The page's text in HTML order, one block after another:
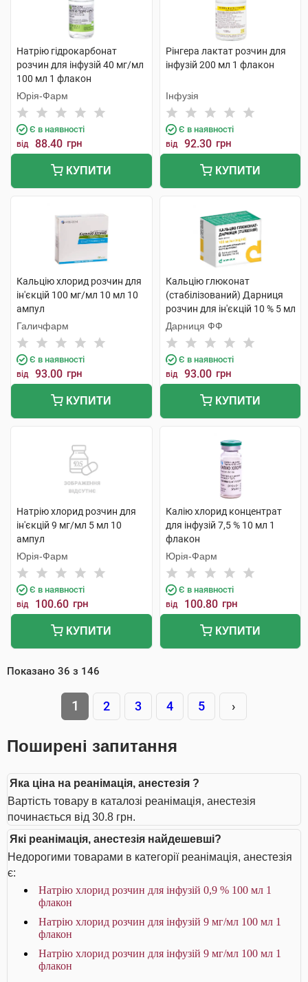
Натрію гідрокарбонат
розчин для інфузій 40 мг/мл
100 мл 1 флакон
Юрія-Фарм
Є в наявності
від 88.40 грн
КУПИТИ
Рінгера лактат розчин для
інфузій 200 мл 1 флакон
Інфузія
Є в наявності
від 92.30 грн
КУПИТИ
Кальцію хлорид розчин для
ін'єкцій 100 мг/мл 10 мл 10
ампул
Галичфарм
Є в наявності
від 93.00 грн
КУПИТИ
Кальцію глюконат
(стабілізований) Дарниця
розчин для ін'єкцій 10 % 5 мл
10 ампул
Дарниця ФФ
Є в наявності
від 93.00 грн
КУПИТИ
Натрію хлорид розчин для
ін'єкцій 9 мг/мл 5 мл 10
ампул
Юрія-Фарм
Є в наявності
від 100.60 грн
КУПИТИ
Калію хлорид концентрат
для інфузій 7,5 % 10 мл 1
флакон
Юрія-Фарм
Є в наявності
від 100.80 грн
КУПИТИ
Показано 36 з 146
1 2 3 4 5 ›
Поширені запитання
Яка ціна на реанімація, анестезія ?
Вартість товару в каталозі реанімація, анестезія
починається від 30.8 грн.
Які реанімація, анестезія найдешевші?
Недорогими товарами в категорії реанімація, анестезія
є:
Натрію хлорид розчин для інфузій 0,9 % 100 мл 1
флакон
Натрію хлорид розчин для інфузій 9 мг/мл 100 мл 1
флакон
Натрію хлорид розчин для інфузій 9 мг/мл 100 мл 1
флакон